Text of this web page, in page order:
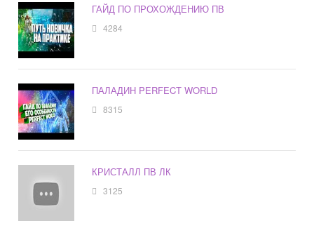
ГАЙД ПО ПРОХОЖДЕНИЮ ПВ
4284
ПАЛАДИН PERFECT WORLD
8315
КРИСТАЛЛ ПВ ЛК
3125